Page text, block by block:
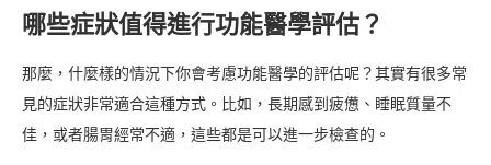
哪些症狀值得進行功能醫學評估？
那麼，什麼樣的情況下你會考慮功能醫學的評估呢？其實有很多常
見的症狀非常適合這種方式。比如，長期感到疲憊、睡眠質量不
佳，或者腸胃經常不適，這些都是可以進一步檢查的。